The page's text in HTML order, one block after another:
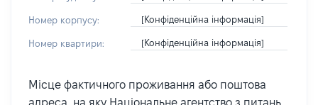
Номер корпусу: [Конфіденційна інформація]
Номер квартири: [Конфіденційна інформація]
Місце фактичного проживання або поштова
адреса, на яку Національне агентство з питань